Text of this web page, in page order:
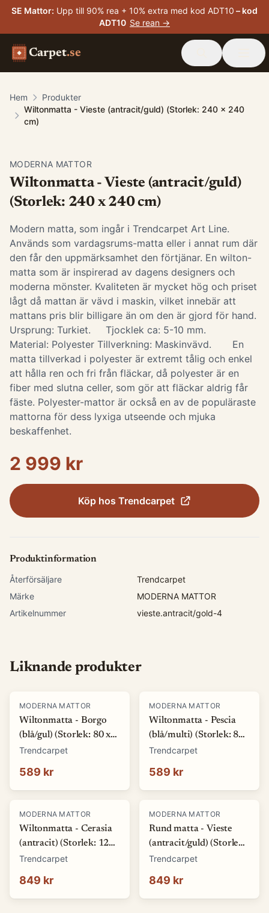
SE Mattor: Upp till 90% rea + 10% extra med kod ADT10 – kod
ADT10 Se rean →
Carpet.se
Hem
Produkter
Wiltonmatta - Vieste (antracit/guld) (Storlek: 240 x 240
cm)
MODERNA MATTOR
Wiltonmatta - Vieste (antracit/guld)
(Storlek: 240 x 240 cm)
Modern matta, som ingår i Trendcarpet Art Line.
Används som vardagsrums-matta eller i annat rum där
den får den uppmärksamhet den förtjänar. En wilton-
matta som är inspirerad av dagens designers och
moderna mönster. Kvaliteten är mycket hög och priset
lågt då mattan är vävd i maskin, vilket innebär att
mattans pris blir billigare än om den är gjord för hand.
Ursprung: Turkiet. Tjocklek ca: 5-10 mm.
Material: Polyester Tillverkning: Maskinvävd. En
matta tillverkad i polyester är extremt tålig och enkel
att hålla ren och fri från fläckar, då polyester är en
fiber med slutna celler, som gör att fläckar aldrig får
fäste. Polyester-mattor är också en av de populäraste
mattorna för dess lyxiga utseende och mjuka
beskaffenhet.
2 999 kr
Köp hos Trendcarpet
Produktinformation
Återförsäljare
Trendcarpet
Märke
MODERNA MATTOR
Artikelnummer
vieste.antracit/gold-4
Liknande produkter
MODERNA MATTOR
Wiltonmatta - Borgo
(blå/gul) (Storlek: 80 x
150 cm)
Trendcarpet
589 kr
MODERNA MATTOR
Wiltonmatta - Pescia
(blå/multi) (Storlek: 80
x 150 cm)
Trendcarpet
589 kr
MODERNA MATTOR
Wiltonmatta - Cerasia
(antracit) (Storlek: 120
round)
Trendcarpet
849 kr
MODERNA MATTOR
Rund matta - Vieste
(antracit/guld) (Storlek:
Ø 120 cm)
Trendcarpet
849 kr